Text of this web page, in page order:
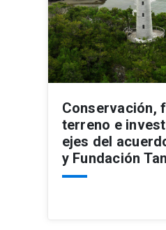
Conservación,
terreno e
ejes del
y Fundación